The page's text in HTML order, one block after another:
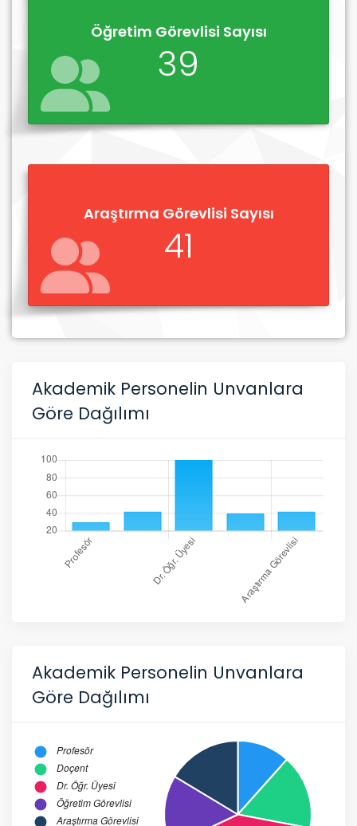
Öğretim Görevlisi Sayısı
39
Araştırma Görevlisi Sayısı
41
Akademik Personelin Unvanlara
Göre Dağılımı
Akademik Personelin Unvanlara
Göre Dağılımı